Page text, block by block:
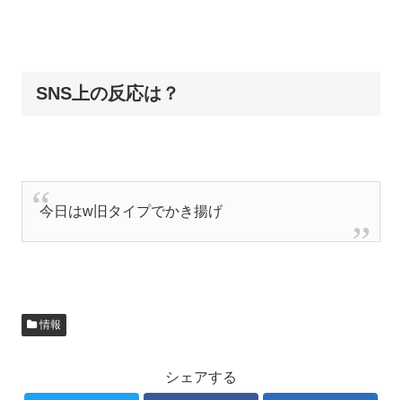
SNS上の反応は？
今日はw旧タイプでかき揚げ
情報
シェアする